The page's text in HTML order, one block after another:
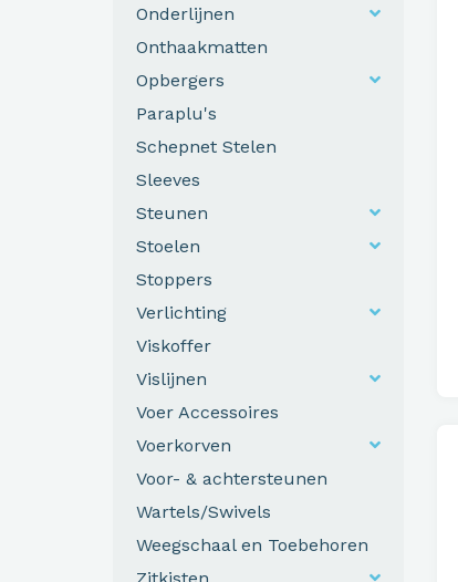
Onderlijnen
Onthaakmatten
Opbergers
Paraplu's
Schepnet Stelen
Sleeves
Steunen
Stoelen
Stoppers
Verlichting
Viskoffer
Vislijnen
Voer Accessoires
Voerkorven
Voor- & achtersteunen
Wartels/Swivels
Weegschaal en Toebehoren